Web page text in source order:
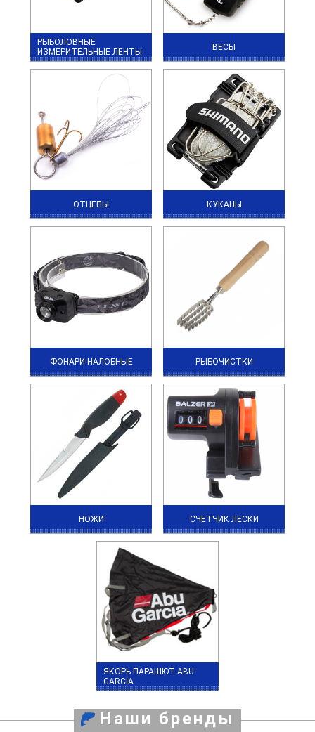
РЫБОЛОВНЫЕ
ИЗМЕРИТЕЛЬНЫЕ ЛЕНТЫ
ВЕСЫ
ОТЦЕПЫ КУКАНЫ
ФОНАРИ НАЛОБНЫЕ РЫБОЧИСТКИ
НОЖИ СЧЕТЧИК ЛЕСКИ
ЯКОРЬ ПАРАШЮТ ABU
GARCIA
Наши бренды